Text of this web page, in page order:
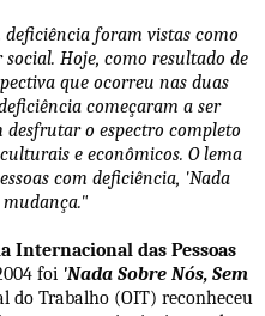
deficiência foram vistas como
Hoje, como resultado de
que ocorreu nas duas
começaram a ser
desfrutar o espectro completo
e econômicos. O lema
com deficiência, 'Nada
mudança."
Internacional das Pessoas
foi 'Nada Sobre Nós, Sem
do Trabalho (OIT) reconheceu